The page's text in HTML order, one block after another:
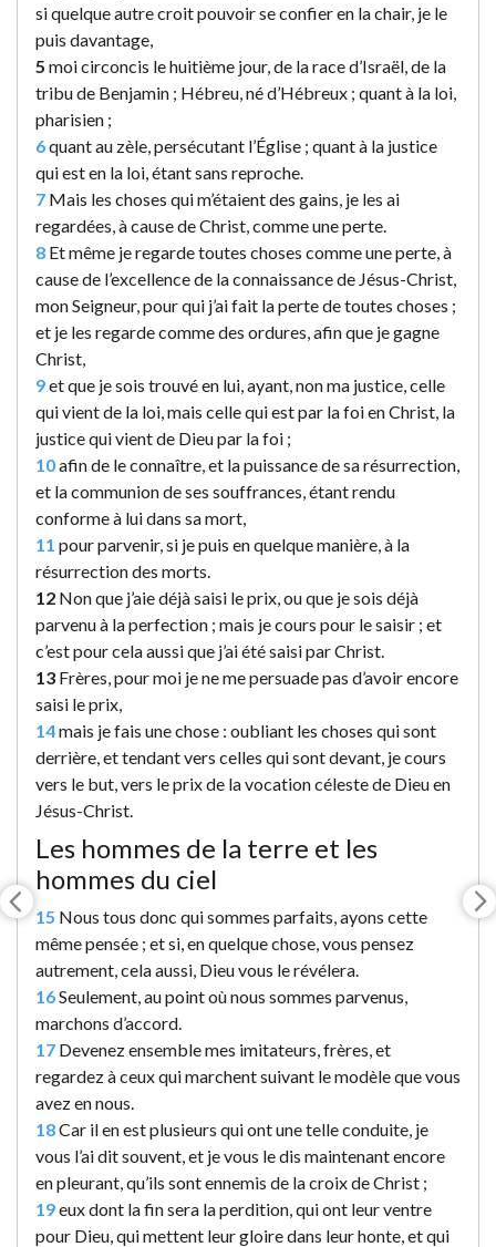
si quelque autre croit pouvoir se confier en la chair, je le
puis davantage,
5 moi circoncis le huitième jour, de la race d’Israël, de la
tribu de Benjamin ; Hébreu, né d’Hébreux ; quant à la loi,
pharisien ;
6quant au zèle, persécutant l’Église ; quant à la justice
qui est en la loi, étant sans reproche.
7 Mais les choses qui m’étaient des gains, je les ai
regardées, à cause de Christ, comme une perte.
8 Et même je regarde toutes choses comme une perte, à
cause de l’excellence de la connaissance de Jésus-Christ,
mon Seigneur, pour qui j’ai fait la perte de toutes choses ;
et je les regarde comme des ordures, afin que je gagne
Christ,
9et que je sois trouvé en lui, ayant, non ma justice, celle
qui vient de la loi, mais celle qui est par la foi en Christ, la
justice qui vient de Dieu par la foi ;
10afin de le connaître, et la puissance de sa résurrection,
et la communion de ses souffrances, étant rendu
conforme à lui dans sa mort,
11 pour parvenir, si je puis en quelque manière, à la
résurrection des morts.
12 Non que j’aie déjà saisi le prix, ou que je sois déjà
parvenu à la perfection ; mais je cours pour le saisir ; et
c’est pour cela aussi que j’ai été saisi par Christ.
13 Frères, pour moi je ne me persuade pas d’avoir encore
saisi le prix,
14mais je fais une chose : oubliant les choses qui sont
derrière, et tendant vers celles qui sont devant, je cours
vers le but, vers le prix de la vocation céleste de Dieu en
Jésus-Christ.
Les hommes de la terre et les
hommes du ciel
15 Nous tous donc qui sommes parfaits, ayons cette
même pensée ; et si, en quelque chose, vous pensez
autrement, cela aussi, Dieu vous le révélera.
16Seulement, au point où nous sommes parvenus,
marchons d’accord.
17 Devenez ensemble mes imitateurs, frères, et
regardez à ceux qui marchent suivant le modèle que vous
avez en nous.
18Car il en est plusieurs qui ont une telle conduite, je
vous l’ai dit souvent, et je vous le dis maintenant encore
en pleurant, qu’ils sont ennemis de la croix de Christ ;
19eux dont la fin sera la perdition, qui ont leur ventre
pour Dieu, qui mettent leur gloire dans leur honte, et qui